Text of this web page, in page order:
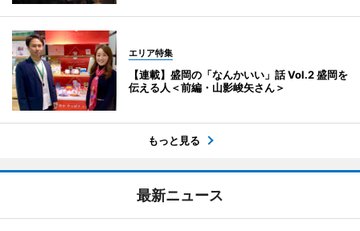
エリア特集
【連載】盛岡の「なんかいい」話 Vol.2 盛岡を
伝える人＜前編・山影峻矢さん＞
もっと見る
最新ニュース